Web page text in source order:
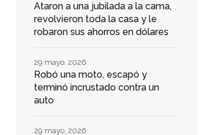
Ataron a una jubilada a la cama,
revolvieron toda la casa y le
robaron sus ahorros en dólares
Robó una moto, escapó y
terminó incrustado contra un
auto
29 mayo, 2026
29 mayo, 2026